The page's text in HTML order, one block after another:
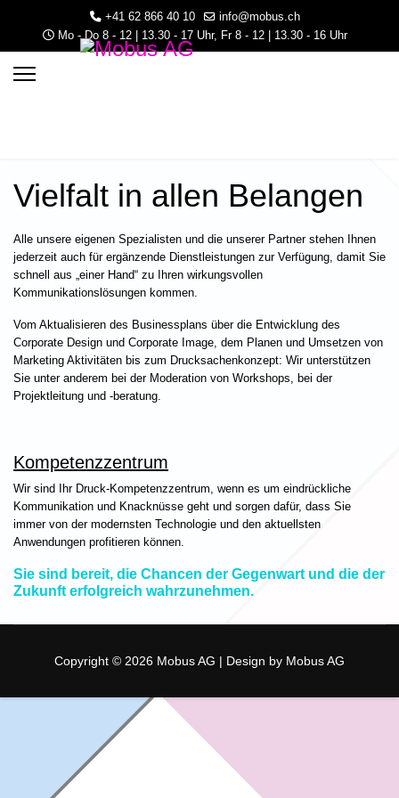
+41 62 866 40 10
info@mobus.ch
Mo - Do 8 - 12 | 13.30 - 17 Uhr, Fr 8 - 12 | 13.30 - 16 Uhr
Vielfalt in allen Belangen
Alle unsere eigenen Spezialisten und die unserer Partner stehen Ihnen
jederzeit auch für ergänzende Dienstleistungen zur Verfügung, damit Sie
schnell aus „einer Hand“ zu Ihren wirkungsvollen
Kommunikationslösungen kommen.
Vom Aktualisieren des Businessplans über die Entwicklung des
Corporate Design und Corporate Image, dem Planen und Umsetzen von
Marketing Aktivitäten bis zum Drucksachenkonzept: Wir unterstützen
Sie unter anderem bei der Moderation von Workshops, bei der
Projektleitung und -beratung.
Kompetenzzentrum
Wir sind Ihr Druck-Kompetenzzentrum, wenn es um eindrückliche
Kommunikation und Knacknüsse geht und sorgen dafür, dass Sie
immer von der modernsten Technologie und den aktuellsten
Anwendungen profitieren können.
Sie sind bereit, die Chancen der Gegenwart und die der
Zukunft erfolgreich wahrzunehmen.
Copyright © 2026 Mobus AG | Design by Mobus AG
- 16 Uhr